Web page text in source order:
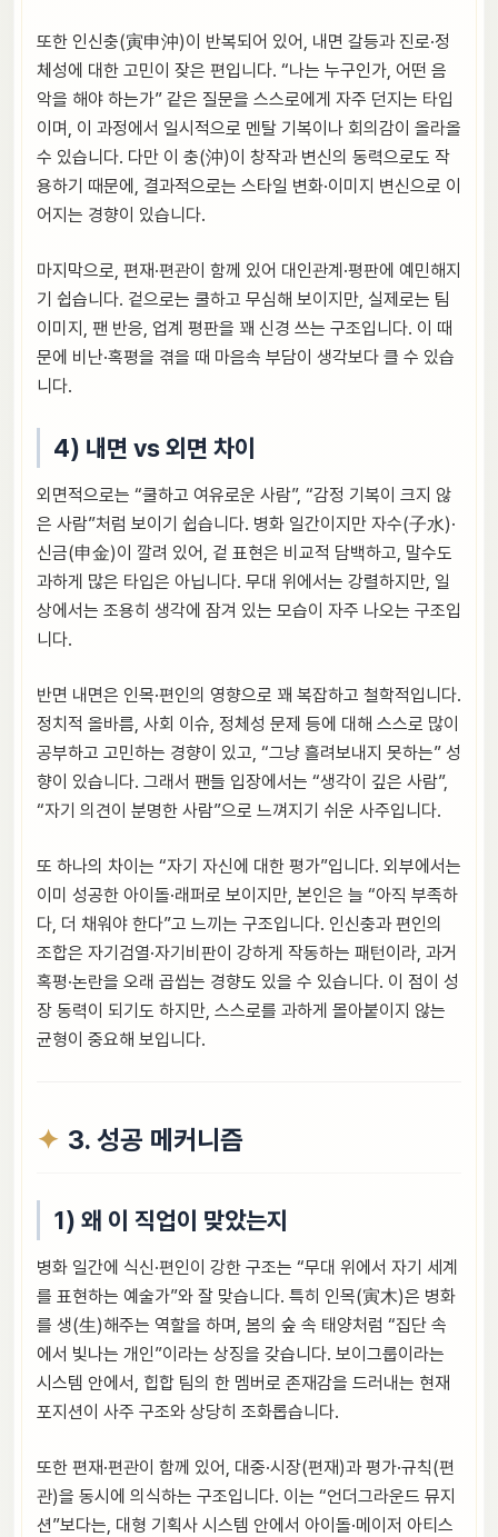
또한 인신충(寅申沖)이 반복되어 있어, 내면 갈등과 진로·정
체성에 대한 고민이 잦은 편입니다. “나는 누구인가, 어떤 음
악을 해야 하는가” 같은 질문을 스스로에게 자주 던지는 타입
이며, 이 과정에서 일시적으로 멘탈 기복이나 회의감이 올라올
수 있습니다. 다만 이 충(沖)이 창작과 변신의 동력으로도 작
용하기 때문에, 결과적으로는 스타일 변화·이미지 변신으로 이
어지는 경향이 있습니다.
마지막으로, 편재·편관이 함께 있어 대인관계·평판에 예민해지
기 쉽습니다. 겉으로는 쿨하고 무심해 보이지만, 실제로는 팀
이미지, 팬 반응, 업계 평판을 꽤 신경 쓰는 구조입니다. 이 때
문에 비난·혹평을 겪을 때 마음속 부담이 생각보다 클 수 있습
니다.
4) 내면 vs 외면 차이
외면적으로는 “쿨하고 여유로운 사람”, “감정 기복이 크지 않
은 사람”처럼 보이기 쉽습니다. 병화 일간이지만 자수(子水)·
신금(申金)이 깔려 있어, 겉 표현은 비교적 담백하고, 말수도
과하게 많은 타입은 아닙니다. 무대 위에서는 강렬하지만, 일
상에서는 조용히 생각에 잠겨 있는 모습이 자주 나오는 구조입
니다.
반면 내면은 인목·편인의 영향으로 꽤 복잡하고 철학적입니다.
정치적 올바름, 사회 이슈, 정체성 문제 등에 대해 스스로 많이
공부하고 고민하는 경향이 있고, “그냥 흘려보내지 못하는” 성
향이 있습니다. 그래서 팬들 입장에서는 “생각이 깊은 사람”,
“자기 의견이 분명한 사람”으로 느껴지기 쉬운 사주입니다.
또 하나의 차이는 “자기 자신에 대한 평가”입니다. 외부에서는
이미 성공한 아이돌·래퍼로 보이지만, 본인은 늘 “아직 부족하
다, 더 채워야 한다”고 느끼는 구조입니다. 인신충과 편인의
조합은 자기검열·자기비판이 강하게 작동하는 패턴이라, 과거
혹평·논란을 오래 곱씹는 경향도 있을 수 있습니다. 이 점이 성
장 동력이 되기도 하지만, 스스로를 과하게 몰아붙이지 않는
균형이 중요해 보입니다.
3. 성공 메커니즘
1) 왜 이 직업이 맞았는지
병화 일간에 식신·편인이 강한 구조는 “무대 위에서 자기 세계
를 표현하는 예술가”와 잘 맞습니다. 특히 인목(寅木)은 병화
를 생(生)해주는 역할을 하며, 봄의 숲 속 태양처럼 “집단 속
에서 빛나는 개인”이라는 상징을 갖습니다. 보이그룹이라는
시스템 안에서, 힙합 팀의 한 멤버로 존재감을 드러내는 현재
포지션이 사주 구조와 상당히 조화롭습니다.
또한 편재·편관이 함께 있어, 대중·시장(편재)과 평가·규칙(편
관)을 동시에 의식하는 구조입니다. 이는 “언더그라운드 뮤지
션”보다는, 대형 기획사 시스템 안에서 아이돌·메이저 아티스